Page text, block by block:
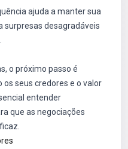
ajuda a manter sua
surpresas desagradáveis
o próximo passo é
seus credores e o valor
entender
que as negociações